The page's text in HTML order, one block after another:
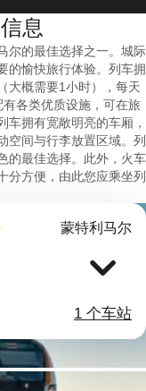
息
尔的最佳选择之一。城际
的愉快旅行体验。列车拥
大概需要1小时），每天
各类优质设施，可在旅
车拥有宽敞明亮的车厢，
空间与行李放置区域。列
的最佳选择。此外，火车
分方便，由此您应乘坐列
蒙特利马尔
1 个车站